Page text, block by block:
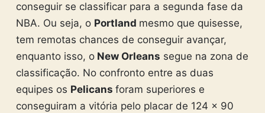
conseguir se classificar para a segunda fase da
NBA. Ou seja, o Portland mesmo que quisesse,
tem remotas chances de conseguir avançar,
enquanto isso, oNew Orleans segue na zona de
classificação. No confronto entre as duas
equipes os Pelicans foram superiores e
conseguiram a vitória pelo placar de 124 × 90